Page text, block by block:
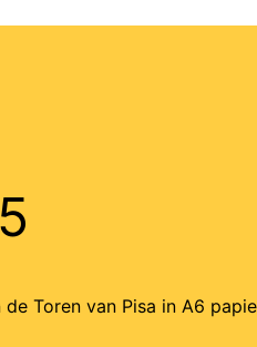
de Toren van Pisa in A6